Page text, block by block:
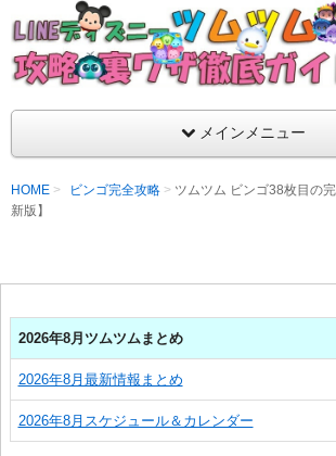
LINEディズニー ツムツム攻
支持率No1！痒いところに手が届くツムツ
ラ評価も丁寧に解説！ツムツムを120％楽
メインメニュー
HOME ビンゴ完全攻略
ツムツム ビンゴ38枚目の
新版】
2026年8月ツムツムまとめ
2026年8月最新情報まとめ
2026年8月スケジュール＆カレンダー